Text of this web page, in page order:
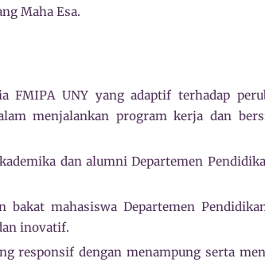
Maha Esa.
FMIPA UNY yang adaptif terhadap
menjalankan program kerja dan
dan alumni Departemen
mahasiswa Departemen
inovatif.
responsif dengan menampung serta